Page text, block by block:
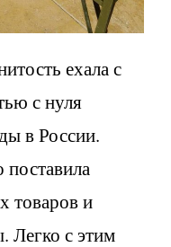
ехала с
с нуля
в России.
товаров и
Легко с этим